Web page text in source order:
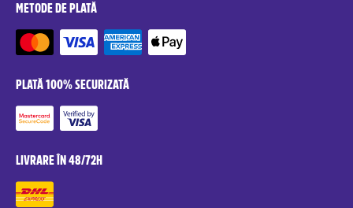
METODE DE PLATĂ
PLATĂ 100% SECURIZATĂ
LIVRARE ÎN 48/72H